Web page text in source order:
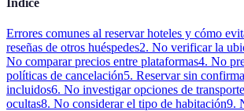
Índice
Errores comunes al reservar hoteles y cómo
reseñas de otros huéspedes2. No verificar la
No comparar precios entre plataformas4. No
políticas de cancelación5. Reservar sin
incluidos6. No investigar opciones de transporte
ocultas8. No considerar el tipo de habitación9.